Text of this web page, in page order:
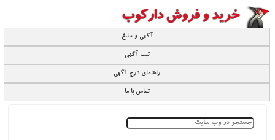
آگهی و تبلیغ
ثبت آگهی
راهنمای درج آگهی
تماس با ما